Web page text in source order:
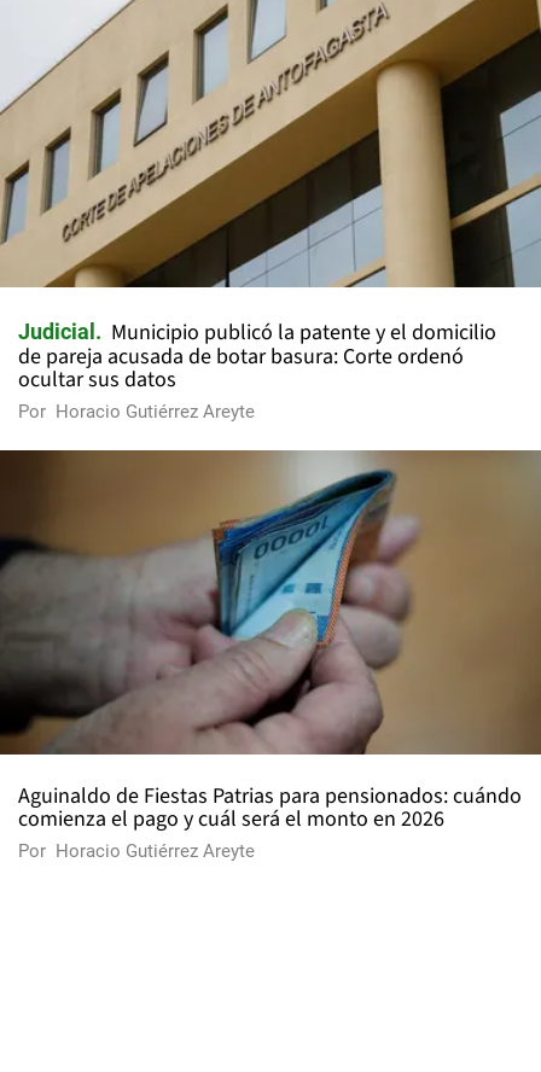
Judicial
Municipio publicó la patente y el domicilio
de pareja acusada de botar basura: Corte ordenó
ocultar sus datos
Por Horacio Gutiérrez Areyte
Aguinaldo de Fiestas Patrias para pensionados: cuándo
comienza el pago y cuál será el monto en 2026
Por Horacio Gutiérrez Areyte